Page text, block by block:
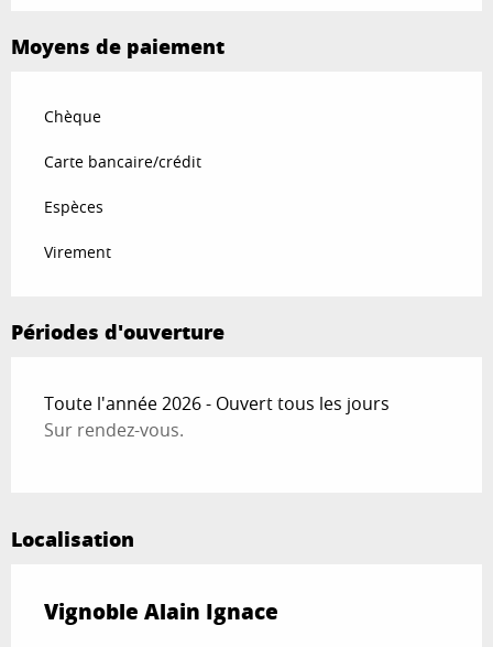
Moyens de paiement
Chèque
Carte bancaire/crédit
Espèces
Virement
Périodes d'ouverture
Toute l'année 2026 - Ouvert tous les jours
Sur rendez-vous.
Localisation
Vignoble Alain Ignace